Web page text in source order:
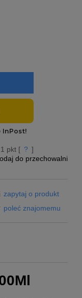
1 pkt [ ? ]
do przechowalni
zapytaj o produkt
poleć znajomemu